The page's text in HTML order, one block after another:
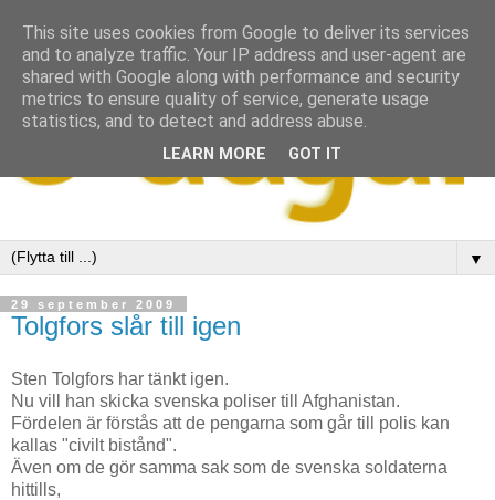
▼
29 september 2009
Tolgfors slår till igen
Sten Tolgfors har tänkt igen.
Nu vill han skicka svenska poliser till Afghanistan.
Fördelen är förstås att de pengarna som går till polis kan
kallas "civilt bistånd".
Även om de gör samma sak som de svenska soldaterna
hittills,
This site uses cookies from Google to deliver its services
and to analyze traffic. Your IP address and user-agent are
shared with Google along with performance and security
metrics to ensure quality of service, generate usage
statistics, and to detect and address abuse.
LEARN MORE GOT IT